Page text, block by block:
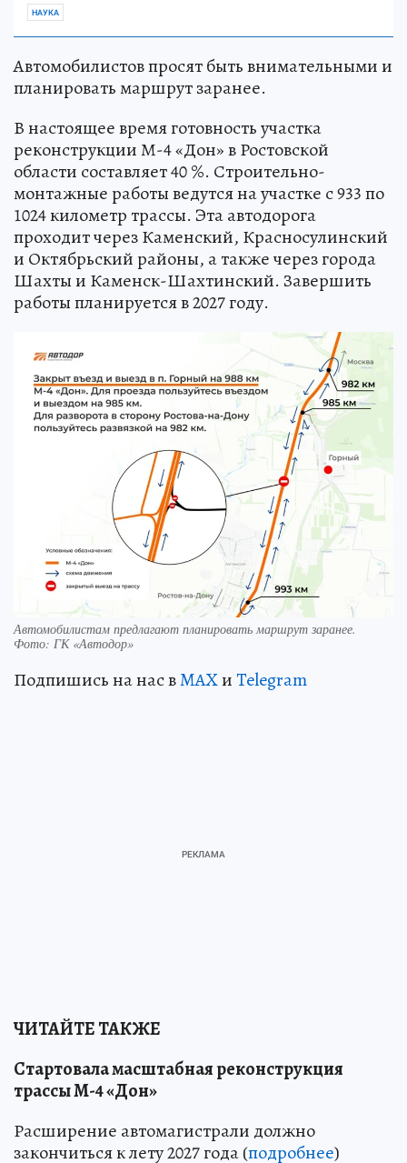
НАУКА
Автомобилистов просят быть внимательными и
планировать маршрут заранее.
В настоящее время готовность участка
реконструкции М-4 «Дон» в Ростовской
области составляет 40 %. Строительно-
монтажные работы ведутся на участке с 933 по
1024 километр трассы. Эта автодорога
проходит через Каменский, Красносулинский
и Октябрьский районы, а также через города
Шахты и Каменск-Шахтинский. Завершить
работы планируется в 2027 году.
Автомобилистам предлагают планировать маршрут заранее.
Фото: ГК «Автодор»
Подпишись на нас вMAXиTelegram
ЧИТАЙТЕ ТАКЖЕ
Стартовала масштабная реконструкция
трассы М-4 «Дон»
Расширение автомагистрали должно
закончиться к лету 2027 года (подробнее)